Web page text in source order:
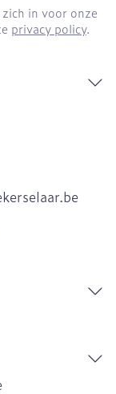
in voor onze
privacy policy.